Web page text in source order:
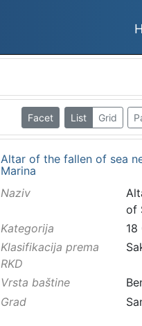
Facet List Grid
Altar of the fallen of sea
Marina
Naziv
of
Kategorija
18
Klasifikacija prema
RKD
Vrsta baštine
Grad